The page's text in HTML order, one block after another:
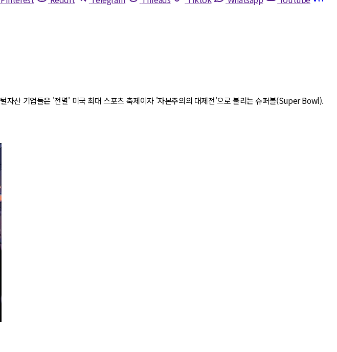
산 기업들은 '전멸' 미국 최대 스포츠 축제이자 '자본주의의 대제전'으로 불리는 슈퍼볼(Super Bowl).